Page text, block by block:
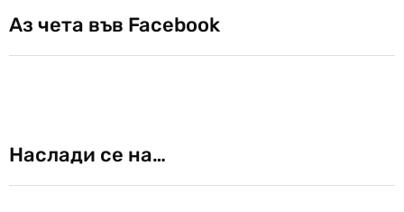
Аз чета във Facebook
Наслади се на…